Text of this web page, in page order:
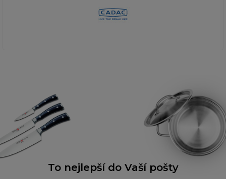
To nejlepší do Vaší pošty